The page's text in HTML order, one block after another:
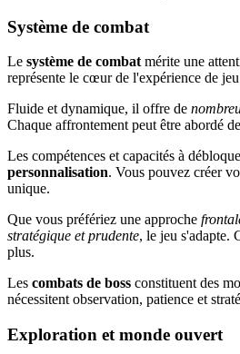
Système de combat
Le système de combat mérite une
représente le cœur de l'expérience de
Fluide et dynamique, il offre de
Chaque affrontement peut être abordé
Les compétences et capacités à
personnalisation. Vous pouvez créer
unique.
Que vous préfériez une approche
stratégique et prudente, le jeu s'adapte.
plus.
Les combats de boss constituent des
nécessitent observation, patience et
Exploration et monde ouvert